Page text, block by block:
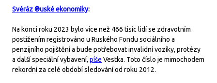
Svéráz ®uské ekonomiky:
Na konci roku 2023 bylo více než 466 tisíc lidí se zdravotním
postižením registrováno u Ruského Fondu sociálního a
penzijního pojištění a bude potřebovat invalidní vozíky, protézy
a další speciální vybavení, píše Vestka. Toto číslo je mimochodem
rekordní za celé období sledování od roku 2012.